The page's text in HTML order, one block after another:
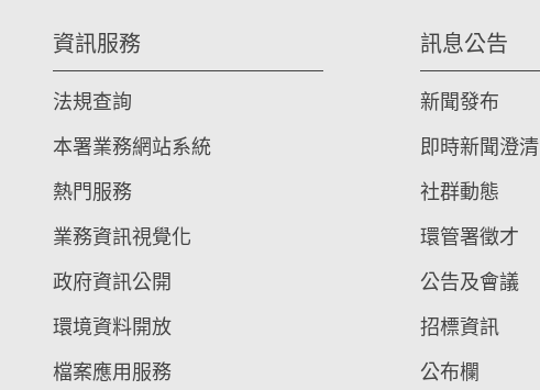
資訊服務
法規查詢
本署業務網站系統
熱門服務
業務資訊視覺化
政府資訊公開
環境資料開放
檔案應用服務
訊息公告
新聞發布
即時新聞澄清
社群動態
環管署徵才
公告及會議
招標資訊
公布欄